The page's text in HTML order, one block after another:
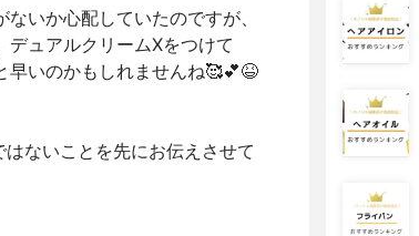
いか心配していたのですが、
ュアルクリームXをつけて
早いのかもしれませんね🥰💕😆
ないことを先にお伝えさせて